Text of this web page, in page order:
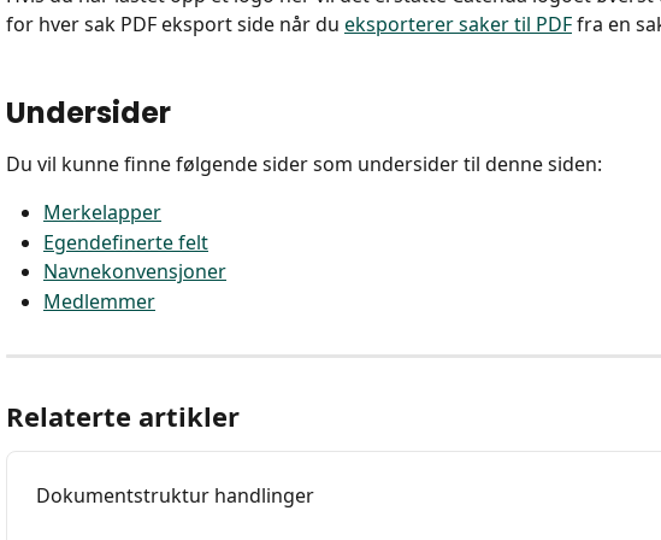
for hver sak PDF eksport side når du eksporterer saker til PDF fra en
Undersider
Du vil kunne finne følgende sider som undersider til denne siden:
Merkelapper
Egendefinerte felt
Navnekonvensjoner
Medlemmer
Relaterte artikler
Dokumentstruktur handlinger